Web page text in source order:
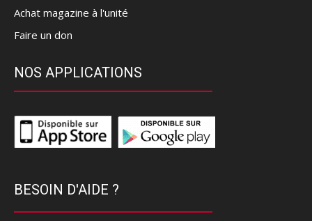
Achat magazine à l'unité
Faire un don
NOS APPLICATIONS
BESOIN D'AIDE ?